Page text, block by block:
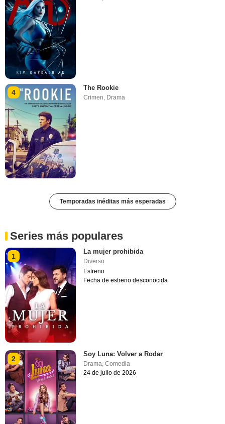
4
The Rookie
Crimen, Drama
Temporadas inéditas más esperadas
Series más populares
1
La mujer prohibida
Diverso
Estreno
Fecha de estreno desconocida
2
Soy Luna: Volver a Rodar
Drama ,Comedia
24 de julio de 2026